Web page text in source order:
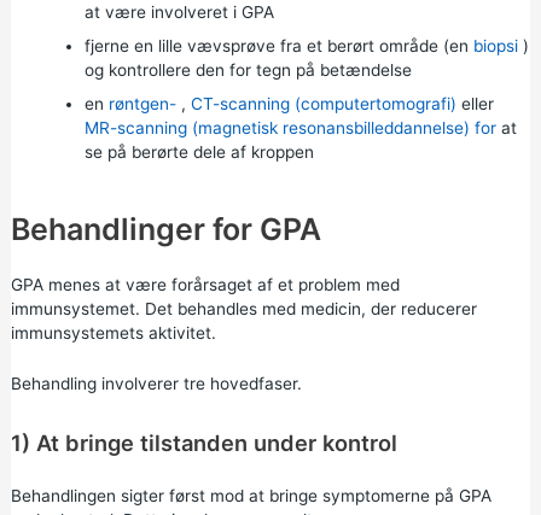
at være involveret i GPA
fjerne en lille vævsprøve fra et berørt område (en biopsi)
og kontrollere den for tegn på betændelse
en røntgen-, CT-scanning (computertomografi) eller
MR-scanning (magnetisk resonansbilleddannelse) forat
se på berørte dele af kroppen
Behandlinger for GPA
GPA menes at være forårsaget af et problem med
immunsystemet. Det behandles med medicin, der reducerer
immunsystemets aktivitet.
Behandling involverer tre hovedfaser.
1) At bringe tilstanden under kontrol
Behandlingen sigter først mod at bringe symptomerne på GPA